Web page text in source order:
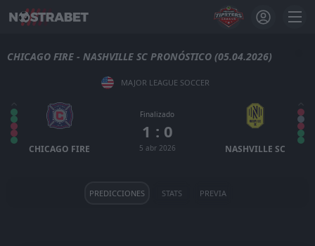
CHICAGO FIRE - NASHVILLE SC PRONÓSTICO (05.04.2026)
MAJOR LEAGUE SOCCER
CHICAGO FIRE
Finalizado
1 : 0
5 abr 2026 NASHVILLE SC
PREDICCIONES STATS PREVIA